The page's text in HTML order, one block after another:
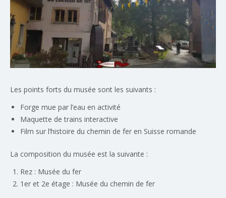
Les points forts du musée sont les suivants :
Forge mue par l’eau en activité
Maquette de trains interactive
Film sur l’histoire du chemin de fer en Suisse romande
La composition du musée est la suivante :
Rez : Musée du fer
1er et 2e étage : Musée du chemin de fer